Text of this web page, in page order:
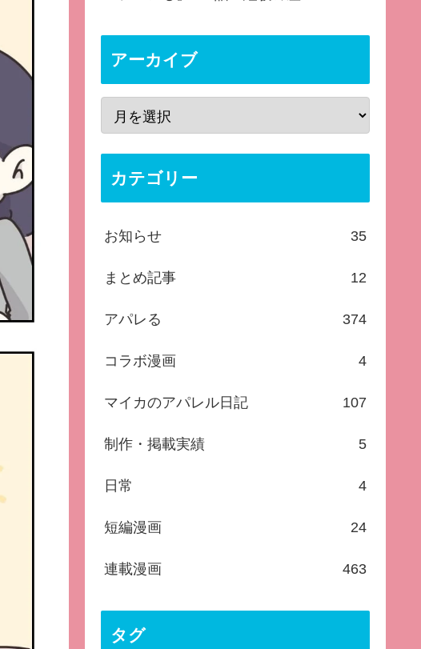
アーカイブ
カテゴリー
お知らせ 35
まとめ記事 12
アパレる 374
コラボ漫画 4
マイカのアパレル日記 107
制作・掲載実績 5
日常 4
短編漫画 24
連載漫画 463
タグ